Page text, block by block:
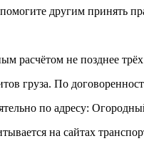
другим принять
расчётом не позднее
груза. По
по адресу:
на сайтах